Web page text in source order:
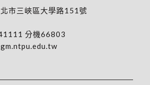
市三峽區大學路151號
分機66803